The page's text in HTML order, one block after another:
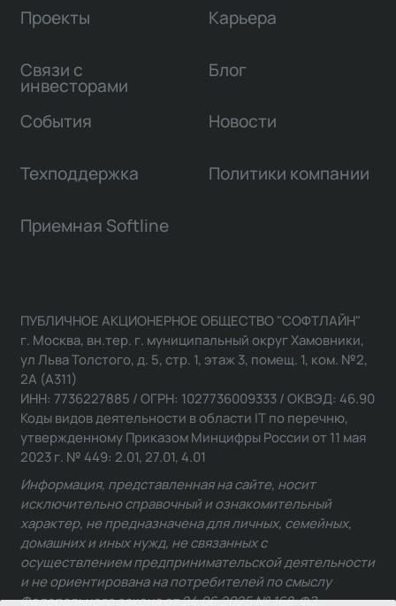
Проекты
Связи с
инвесторами
Карьера
Блог
События Новости
Техподдержка Политики компании
Приемная Softline
ПУБЛИЧНОЕ АКЦИОНЕРНОЕ ОБЩЕСТВО "СОФТЛАЙН"
г. Москва, вн.тер. г. муниципальный округ Хамовники,
ул Льва Толстого, д. 5, стр. 1, этаж 3, помещ. 1, ком. №2,
2А (А311)
ИНН: 7736227885 / ОГРН: 1027736009333 / ОКВЭД: 46.90
Коды видов деятельности в области IT по перечню,
утвержденному Приказом Минцифры России от 11 мая
2023 г. № 449: 2.01, 27.01, 4.01
Информация, представленная на сайте, носит
исключительно справочный и ознакомительный
характер, не предназначена для личных, семейных,
домашних и иных нужд, не связанных с
осуществлением предпринимательской деятельности
и не ориентирована на потребителей по смыслу
Федерального закона от 24.06.2025 № 168-ФЗ.